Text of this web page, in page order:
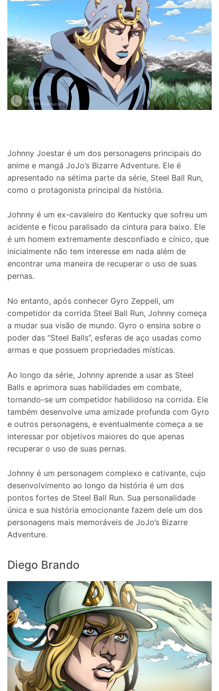
Johnny Joestar é um dos personagens principais do
anime e mangá JoJo’s Bizarre Adventure. Ele é
apresentado na sétima parte da série, Steel Ball Run,
como o protagonista principal da história.
Johnny é um ex-cavaleiro do Kentucky que sofreu um
acidente e ficou paralisado da cintura para baixo. Ele
é um homem extremamente desconfiado e cínico, que
inicialmente não tem interesse em nada além de
encontrar uma maneira de recuperar o uso de suas
pernas.
No entanto, após conhecer Gyro Zeppeli, um
competidor da corrida Steel Ball Run, Johnny começa
a mudar sua visão de mundo. Gyro o ensina sobre o
poder das “Steel Balls”, esferas de aço usadas como
armas e que possuem propriedades místicas.
Ao longo da série, Johnny aprende a usar as Steel
Balls e aprimora suas habilidades em combate,
tornando-se um competidor habilidoso na corrida. Ele
também desenvolve uma amizade profunda com Gyro
e outros personagens, e eventualmente começa a se
interessar por objetivos maiores do que apenas
recuperar o uso de suas pernas.
Johnny é um personagem complexo e cativante, cujo
desenvolvimento ao longo da história é um dos
pontos fortes de Steel Ball Run. Sua personalidade
única e sua história emocionante fazem dele um dos
personagens mais memoráveis ​​de JoJo’s Bizarre
Adventure.
Diego Brando